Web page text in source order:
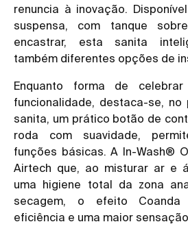
renuncia à inovação.
suspensa, com tanque
encastrar, esta sanita
também diferentes opções de
Enquanto forma de
funcionalidade, destaca-se,
sanita, um prático botão de
roda com suavidade,
funções básicas. A In-Wash®
Airtech que, ao misturar ar e
uma higiene total da zona
secagem, o efeito Coanda
eficiência e uma maior